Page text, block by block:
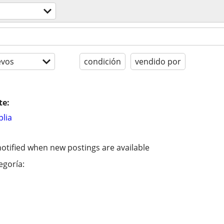
condición vendido por
when new postings are available